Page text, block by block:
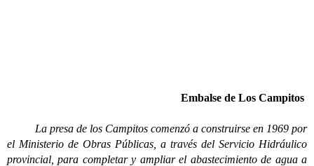
Embalse de Los Campitos
La presa de los Campitos comenzó a construirse en 1969 por
el Ministerio de Obras Públicas, a través del Servicio Hidráulico
provincial, para completar y ampliar el abastecimiento de agua a